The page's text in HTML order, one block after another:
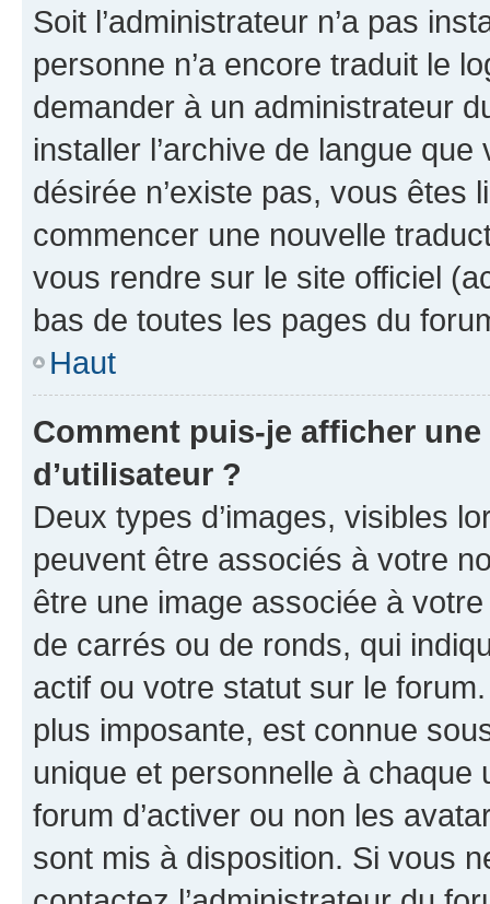
Soit l’administrateur n’a pas
personne n’a encore traduit le
demander à un administrateur
installer l’archive de langue
désirée n’existe pas, vous êtes
commencer une nouvelle
vous rendre sur le site officiel
bas de toutes les pages du
Haut
Comment puis-je afficher
d’utilisateur ?
Deux types d’images, visibles
peuvent être associés à votre
être une image associée à
de carrés ou de ronds, qui
actif ou votre statut sur le
plus imposante, est connue
unique et personnelle à chaque
forum d’activer ou non les
sont mis à disposition. Si vous